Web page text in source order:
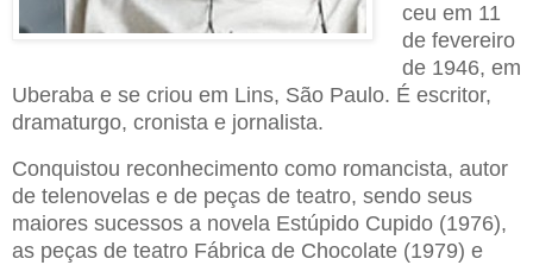
ceu em 11
de fevereiro
de 1946, em
Uberaba e se criou em Lins, São Paulo. É escritor,
dramaturgo, cronista e jornalista.
Conquistou reconhecimento como romancista, autor
de telenovelas e de peças de teatro, sendo seus
maiores sucessos a novela Estúpido Cupido (1976),
as peças de teatro Fábrica de Chocolate (1979) e